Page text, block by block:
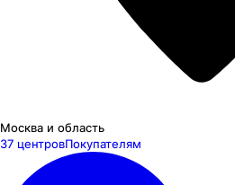
Москва и область
37 центровПокупателям